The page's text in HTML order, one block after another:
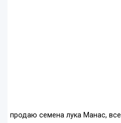
продаю семена лука Манас,